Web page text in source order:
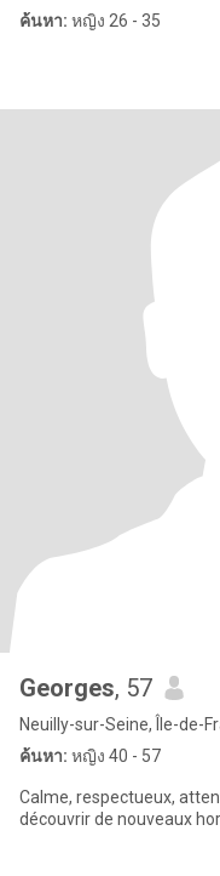
ค้นหา: หญิง 26 - 35
Georges, 57
Neuilly-sur-Seine, Île-de-
ค้นหา: หญิง 40 - 57
Calme, respectueux,
découvrir de nouveaux